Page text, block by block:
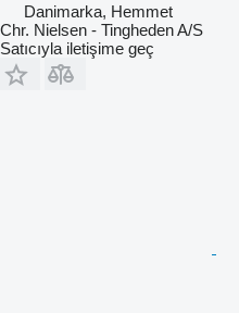
Danimarka, Hemmet
Chr. Nielsen - Tingheden A/S
Satıcıyla iletişime geç